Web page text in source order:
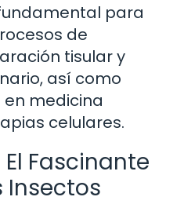
para
de
tisular y
así como
medicina
celulares.
Fascinante
Insectos